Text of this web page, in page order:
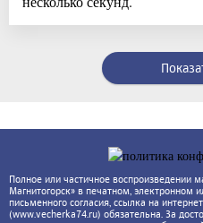
Полное или частичное воспроизведении
Магнитогорск» в печатном, электронном
письменного согласия, ссылка на
(www.vecherka74.ru) обязательна. За